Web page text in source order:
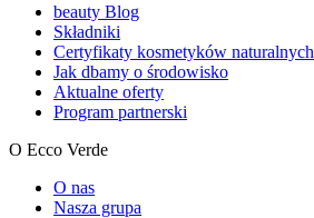
beauty Blog
Składniki
Certyfikaty kosmetyków naturalnych
Jak dbamy o środowisko
Aktualne oferty
Program partnerski
O Ecco Verde
O nas
Nasza grupa